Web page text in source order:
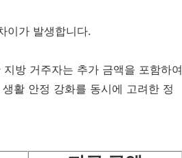
이가 발생합니다.
방 거주자는 추가 금액을 포함하여
활 안정 강화를 동시에 고려한 정